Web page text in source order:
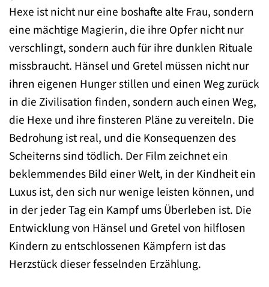
Hexe ist nicht nur eine boshafte alte Frau, sondern
eine mächtige Magierin, die ihre Opfer nicht nur
verschlingt, sondern auch für ihre dunklen Rituale
missbraucht. Hänsel und Gretel müssen nicht nur
ihren eigenen Hunger stillen und einen Weg zurück
in die Zivilisation finden, sondern auch einen Weg,
die Hexe und ihre finsteren Pläne zu vereiteln. Die
Bedrohung ist real, und die Konsequenzen des
Scheiterns sind tödlich. Der Film zeichnet ein
beklemmendes Bild einer Welt, in der Kindheit ein
Luxus ist, den sich nur wenige leisten können, und
in der jeder Tag ein Kampf ums Überleben ist. Die
Entwicklung von Hänsel und Gretel von hilflosen
Kindern zu entschlossenen Kämpfern ist das
Herzstück dieser fesselnden Erzählung.